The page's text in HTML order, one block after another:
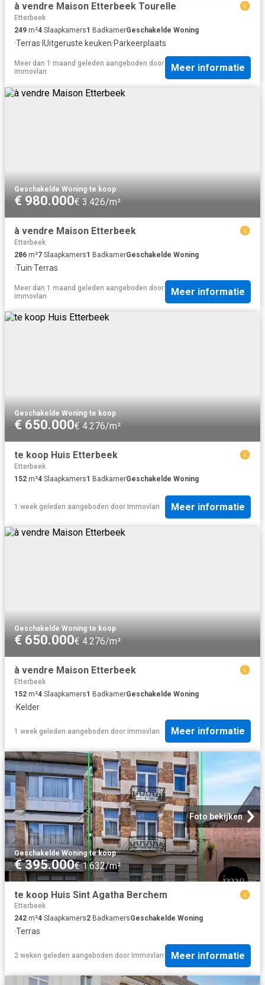
à vendre Maison Etterbeek Tourelle
Etterbeek
249 m²4 Slaapkamers1 BadkamerGeschakelde Woning
·Terras· IUitgeruste keuken·Parkeerplaats
Meer dan 1 maand geleden aangeboden door
immovlan
Meer informatie
Geschakelde Woning·te koop
€ 980.000€ 3.426/m²
à vendre Maison Etterbeek
Etterbeek
286 m²7 Slaapkamers1 BadkamerGeschakelde Woning
·Tuin·Terras
Meer dan 1 maand geleden aangeboden door
immovlan
Meer informatie
Geschakelde Woning·te koop
€ 650.000€ 4.276/m²
te koop Huis Etterbeek
Etterbeek
152 m²4 Slaapkamers1 BadkamerGeschakelde Woning
1 week geleden aangeboden door Immovlan Meer informatie
Geschakelde Woning·te koop
€ 650.000€ 4.276/m²
à vendre Maison Etterbeek
Etterbeek
152 m²4 Slaapkamers1 BadkamerGeschakelde Woning
·Kelder
1 week geleden aangeboden door immovlan Meer informatie
Foto bekijken
Geschakelde Woning·te koop
€ 395.000€ 1.632/m²
te koop Huis Sint Agatha Berchem
Etterbeek
242 m²4 Slaapkamers2 BadkamersGeschakelde Woning
·Terras
2 weken geleden aangeboden door Immovlan Meer informatie